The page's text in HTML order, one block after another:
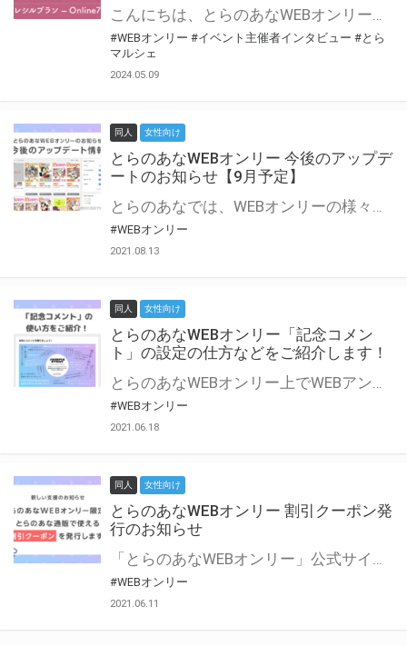
こんにちは、とらのあなWEBオンリー運営スタッフです。 新たにお届けする、イベント主催者インタビュー-マルシェ編-は、 とらのあなWEBオンリー「マルシェ」をご利用した主催様に 「マルシェ」を使って開催した感想や心がけをお聞きする企画です。 今回は、WEBオンリー開催7回目迎えた「マレシルプラン – Online7 –」より、 主催の玉川うた様にお話を伺いました。 ▼マレシルプランのインタビュー前回記事 「イベント主催者インタビュー vol.6」はこちら 協力：玉川うた様（マレシルプラン実行委員会 代表）／イベント公式Twitter（@mallesil_plan） とらのあなWEBオンリー「マルシェ」とは？ WEBオンリーでリアルタイムでコミュニケーションがとれるオンライン会場です。
#WEBオンリー #イベント主催者インタビュー #とら
マルシェ
2024.05.09
同人 女性向け
とらのあなWEBオンリー 今後のアップデ
ートのお知らせ【9月予定】
とらのあなでは、WEBオンリーの様々な支援を実施しています。 今回は2021年9月に実装を予定しているアップデート情報についてご紹介いたします。 とらのあなWEBオンリーサイトはこちら
#WEBオンリー
2021.08.13
同人 女性向け
とらのあなWEBオンリー「記念コメン
ト」の設定の仕方などをご紹介します！
とらのあなWEBオンリー上でWEBアンソロジーが作成できる「記念コメント」について、その使い方や作成手順を解説します！ 支援タイプを「サークル参加型」「サークル参加型・マルシェ(イベント会場)機能付き」でお申し込みいただいている主催者様はぜひご活用ください♪ とらのあなWEBオンリーサイトはこちら
#WEBオンリー
2021.06.18
同人 女性向け
とらのあなWEBオンリー 割引クーポン発
行のお知らせ
「とらのあなWEBオンリー」公式サイトでとらのあな通販の「割引クーポン」を配布中！ イベントごとに開催当日限定で使える割引クーポンのシリアルコードを発行します。 とらのあなWEBオンリーのページをチェックして、イベント当日にお得にお買い物を楽しみましょう♪ ※本キャンペーンは予告なく終了する場合がございます。 とらのあなWEBオンリーサイトはこちら
#WEBオンリー
2021.06.11